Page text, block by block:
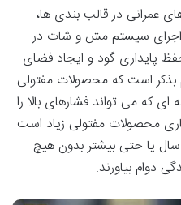
در قالب بندی ها،
اجرای سیستم مش و شات در
پایداری گود و ایجاد فضای
است که محصولات مفتولی
ای که می تواند فشارهای بالا را
محصولات مفتولی زیاد است
سال یا حتی بیشتر بدون هیچ
دوام بیاورند.